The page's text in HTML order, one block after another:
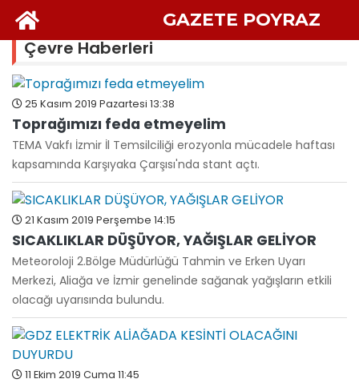
GAZETE POYRAZ
Çevre Haberleri
25 Kasım 2019 Pazartesi 13:38
Toprağımızı feda etmeyelim
TEMA Vakfı İzmir İl Temsilciliği erozyonla mücadele haftası
kapsamında Karşıyaka Çarşısı'nda stant açtı.
21 Kasım 2019 Perşembe 14:15
SICAKLIKLAR DÜŞÜYOR, YAĞIŞLAR GELİYOR
Meteoroloji 2.Bölge Müdürlüğü Tahmin ve Erken Uyarı
Merkezi, Aliağa ve İzmir genelinde sağanak yağışların etkili
olacağı uyarısında bulundu.
11 Ekim 2019 Cuma 11:45